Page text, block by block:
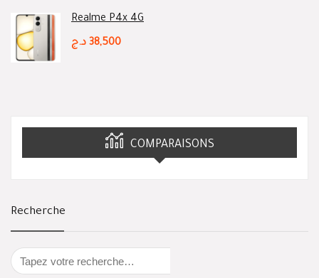
Realme P4x 4G
38,500 د.ج
COMPARAISONS
Recherche